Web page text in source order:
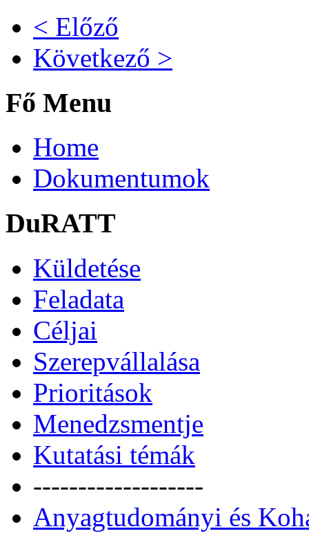
< Előző
Következő >
Fő Menu
Home
Dokumentumok
DuRATT
Küldetése
Feladata
Céljai
Szerepvállalása
Prioritások
Menedzsmentje
Kutatási témák
-------------------
Anyagtudományi és